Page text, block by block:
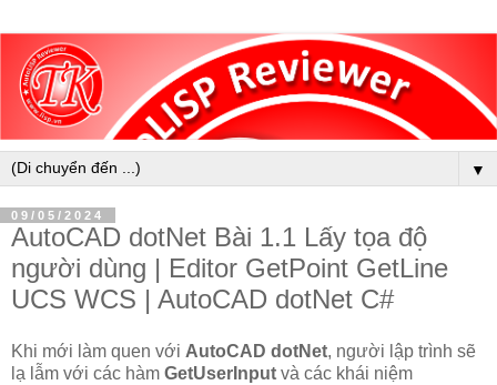
▼
09/05/2024
AutoCAD dotNet Bài 1.1 Lấy tọa độ
người dùng | Editor GetPoint GetLine
UCS WCS | AutoCAD dotNet C#
Khi mới làm quen với AutoCAD dotNet, người lập trình sẽ
lạ lẫm với các hàm GetUserInput và các khái niệm